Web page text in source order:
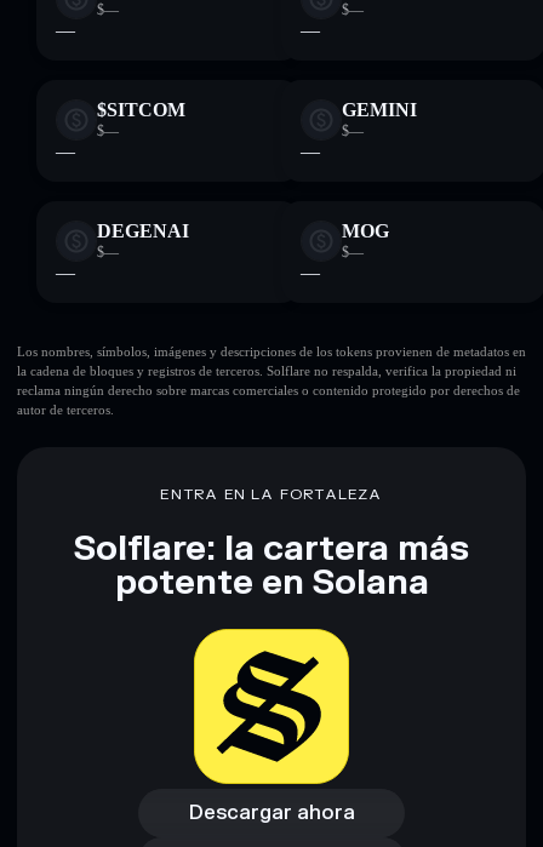
$—
—
$—
—
$SITCOM
$—
—
GEMINI
$—
—
DEGENAI
$—
—
MOG
$—
—
Los nombres, símbolos, imágenes y descripciones de los tokens provienen de metadatos en
la cadena de bloques y registros de terceros. Solflare no respalda, verifica la propiedad ni
reclama ningún derecho sobre marcas comerciales o contenido protegido por derechos de
autor de terceros.
ENTRA EN LA FORTALEZA
Solflare: la cartera más
potente en Solana
Descargar ahora
Descargar ahora
Acceder a la billetera